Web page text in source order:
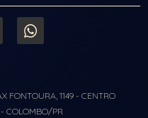
FONTOURA, 1149 - CENTRO
COLOMBO/PR